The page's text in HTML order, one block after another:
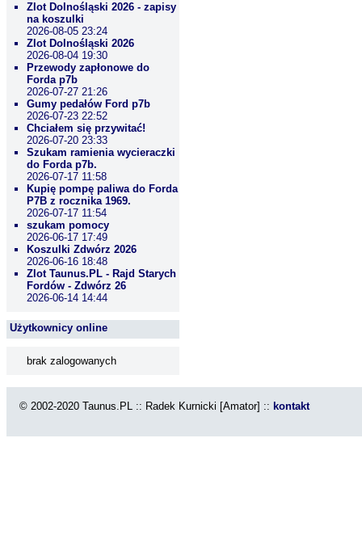
Zlot Dolnośląski 2026 - zapisy
na koszulki
2026-08-05 23:24
Zlot Dolnośląski 2026
2026-08-04 19:30
Przewody zapłonowe do
Forda p7b
2026-07-27 21:26
Gumy pedałów Ford p7b
2026-07-23 22:52
Chciałem się przywitać!
2026-07-20 23:33
Szukam ramienia wycieraczki
do Forda p7b.
2026-07-17 11:58
Kupię pompę paliwa do Forda
P7B z rocznika 1969.
2026-07-17 11:54
szukam pomocy
2026-06-17 17:49
Koszulki Zdwórz 2026
2026-06-16 18:48
Zlot Taunus.PL - Rajd Starych
Fordów - Zdwórz 26
2026-06-14 14:44
Użytkownicy online
brak zalogowanych
© 2002-2020 Taunus.PL :: Radek Kurnicki [Amator] :: kontakt